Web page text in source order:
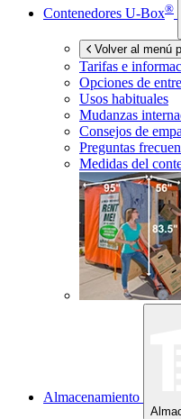
Contenedores U-Box®
Volver al menú
Tarifas e
Opciones de
Usos habituales
Mudanzas
Consejos de
Preguntas
Medidas del
Almacenamiento